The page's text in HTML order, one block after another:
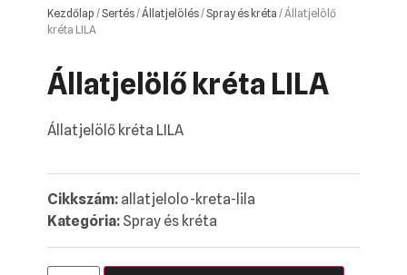
Kezdőlap /Sertés/Állatjelölés/Spray és kréta / Állatjelölő
kréta LILA
Állatjelölő kréta LILA
Állatjelölő kréta LILA
Cikkszám: allatjelolo-kreta-lila
Kategória: Spray és kréta